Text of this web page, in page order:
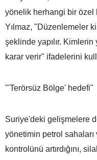
yönelik herhangi bir özel
Yılmaz, "Düzenlemeler
şeklinde yapılır.
karar verir" ifadelerini
"'Terörsüz Bölge' hedefi"
Suriye'deki gelişmelere
yönetimin petrol sahaları
kontrolünü artırdığını,